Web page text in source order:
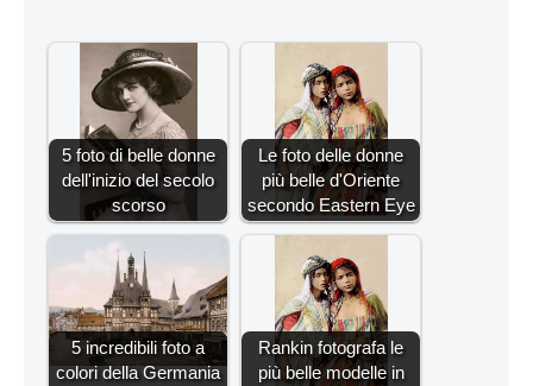
5 foto di belle donne
dell'inizio del secolo
scorso
Le foto delle donne
più belle d'Oriente
secondo Eastern Eye
5 incredibili foto a
colori della Germania
Rankin fotografa le
più belle modelle in